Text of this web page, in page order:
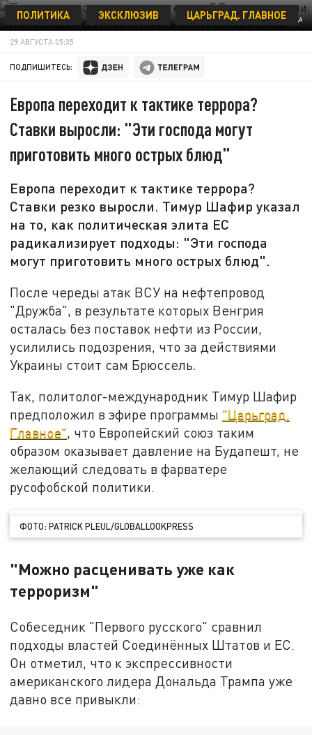
КОЛЛАЖ ЦАРЬГРАДА
ПОЛИТИКА ЭКСКЛЮЗИВ ЦАРЬГРАД. ГЛАВНОЕ
29 АВГУСТА 05:35
ПОДПИШИТЕСЬ:
Европа переходит к тактике террора?
Ставки выросли: "Эти господа могут
приготовить много острых блюд"
Европа переходит к тактике террора?
Ставки резко выросли. Тимур Шафир указал
на то, как политическая элита ЕС
радикализирует подходы: "Эти господа
могут приготовить много острых блюд".
После череды атак ВСУ на нефтепровод
"Дружба", в результате которых Венгрия
осталась без поставок нефти из России,
усилились подозрения, что за действиями
Украины стоит сам Брюссель.
Так, политолог-международник Тимур Шафир
предположил в эфире программы "Царьград.
Главное", что Европейский союз таким
образом оказывает давление на Будапешт, не
желающий следовать в фарватере
русофобской политики.
ФОТО: PATRICK PLEUL/GLOBALLOOKPRESS
"Можно расценивать уже как
терроризм"
Собеседник "Первого русского" сравнил
подходы властей Соединённых Штатов и ЕС.
Он отметил, что к экспрессивности
американского лидера Дональда Трампа уже
давно все привыкли: